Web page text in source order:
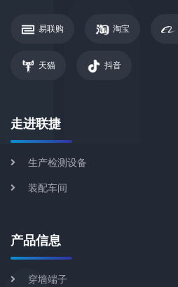
易联购 淘宝
天猫 抖音
走进联捷
生产检测设备
装配车间
产品信息
穿墙端子